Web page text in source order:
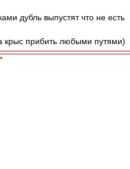
дубль выпустят что не есть
крыс прибить любыми путями)